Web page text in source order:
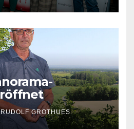
RUDOLF GROTHUES